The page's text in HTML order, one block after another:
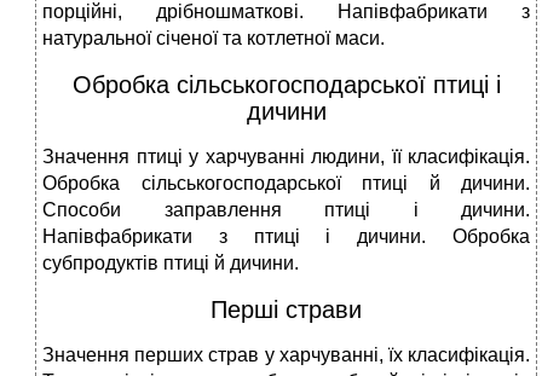
порційні, дрібношматкові. Напівфабрикати з
натуральної січеної та котлетної маси.
Обробка сільськогосподарської птиці і
дичини
Значення птиці у харчуванні людини, її класифікація.
Обробка сільськогосподарської птиці й дичини.
Способи заправлення птиці і дичини.
Напівфабрикати з птиці і дичини. Обробка
субпродуктів птиці й дичини.
Перші страви
Значення перших страв у харчуванні, їх класифікація.